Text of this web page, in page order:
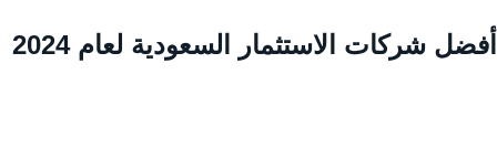
شركات الاستثمار السعودية لعام 2024